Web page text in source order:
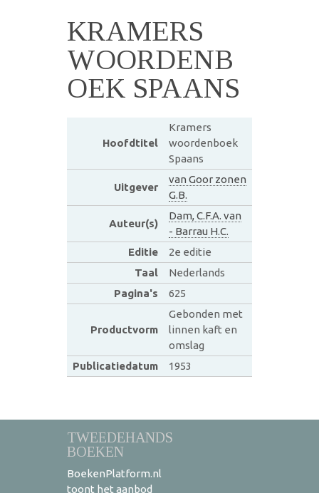
KRAMERS
WOORDENB
OEK SPAANS
Hoofdtitel
Kramers
woordenboek
Spaans
Uitgever
van Goor zonen
G.B.
Auteur(s)
Dam, C.F.A. van
- Barrau H.C.
Editie
2e editie
Taal
Nederlands
Pagina's
625
Productvorm
Gebonden met
linnen kaft en
omslag
Publicatiedatum
1953
TWEEDEHANDS
BOEKEN
BoekenPlatform.nl
toont het aanbod